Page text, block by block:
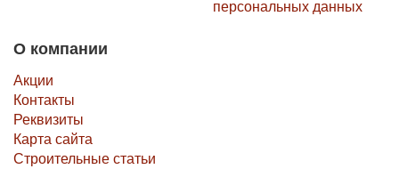
персональных данных
О компании
Акции
Контакты
Реквизиты
Карта сайта
Строительные статьи